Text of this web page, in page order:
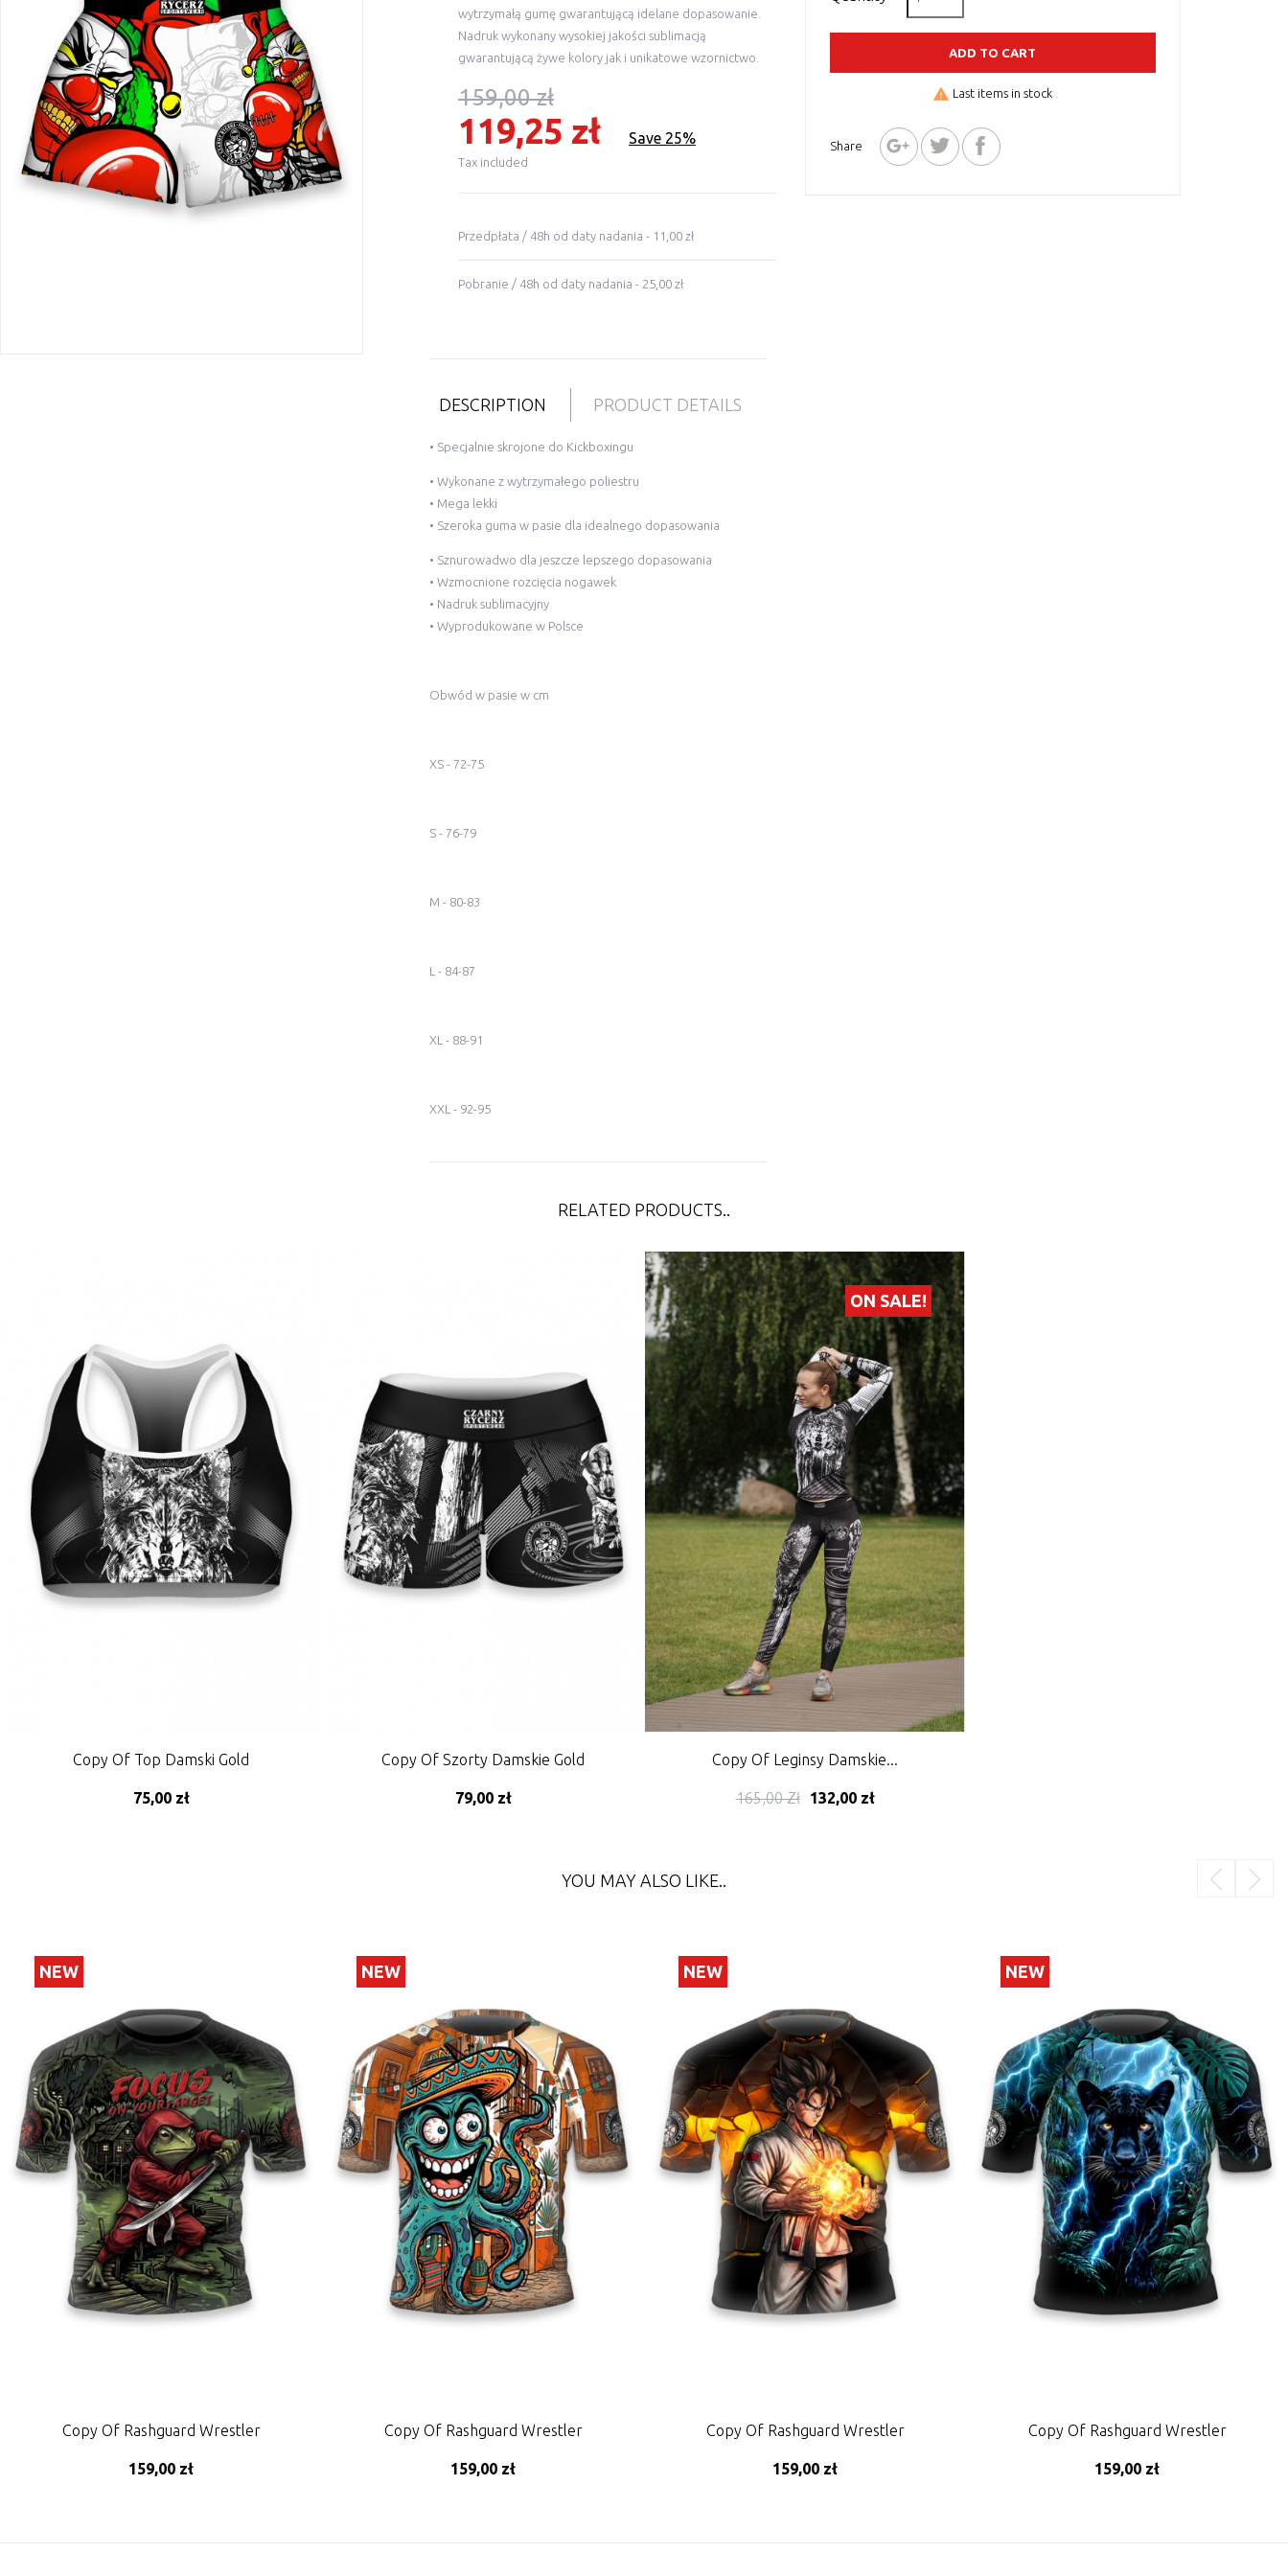
wytrzymałą gumę gwarantującą idelane dopasowanie.
Nadruk wykonany wysokiej jakości sublimacją
gwarantującą żywe kolory jak i unikatowe wzornictwo.
159,00 zł
119,25 zł Save 25%
Tax included
Przedpłata / 48h od daty nadania - 11,00 zł
Pobranie / 48h od daty nadania - 25,00 zł
ADD TO CART
warning Last items in stock
Share
DESCRIPTION PRODUCT DETAILS
• Specjalnie skrojone do Kickboxingu
• Wykonane z wytrzymałego poliestru
• Mega lekki
• Szeroka guma w pasie dla idealnego dopasowania
• Sznurowadwo dla jeszcze lepszego dopasowania
• Wzmocnione rozcięcia nogawek
• Nadruk sublimacyjny
• Wyprodukowane w Polsce
Obwód w pasie w cm
XS - 72-75
S - 76-79
M - 80-83
L - 84-87
XL - 88-91
XXL - 92-95
RELATED PRODUCTS..
Copy Of Top Damski Gold
75,00 zł
Copy Of Szorty Damskie Gold
79,00 zł
ON SALE!
Copy Of Leginsy Damskie...
165,00 Zł 132,00 zł
ADD TO CART
YOU MAY ALSO LIKE..
NEW
Copy Of Rashguard Wrestler
159,00 zł
NEW
Copy Of Rashguard Wrestler
159,00 zł
ADD TO CART
NEW
Copy Of Rashguard Wrestler
159,00 zł
ADD TO CART
NEW
Copy Of Rashguard Wrestler
159,00 zł
ADD TO CART ADD TO CART